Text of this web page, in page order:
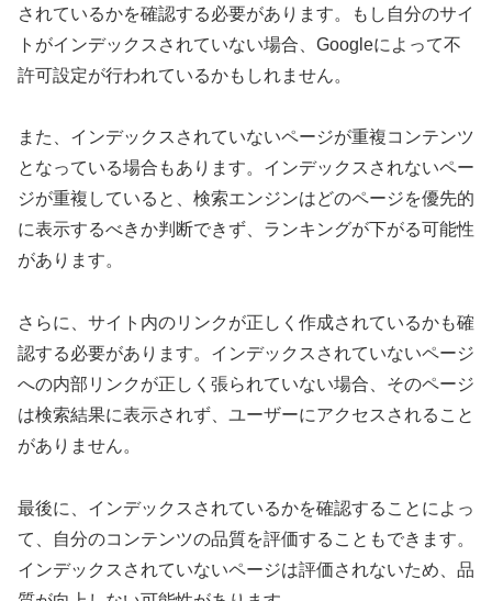
されているかを確認する必要があります。もし自分のサイ
トがインデックスされていない場合、Googleによって不
許可設定が行われているかもしれません。
また、インデックスされていないページが重複コンテンツ
となっている場合もあります。インデックスされないペー
ジが重複していると、検索エンジンはどのページを優先的
に表示するべきか判断できず、ランキングが下がる可能性
があります。
さらに、サイト内のリンクが正しく作成されているかも確
認する必要があります。インデックスされていないページ
への内部リンクが正しく張られていない場合、そのページ
は検索結果に表示されず、ユーザーにアクセスされること
がありません。
最後に、インデックスされているかを確認することによっ
て、自分のコンテンツの品質を評価することもできます。
インデックスされていないページは評価されないため、品